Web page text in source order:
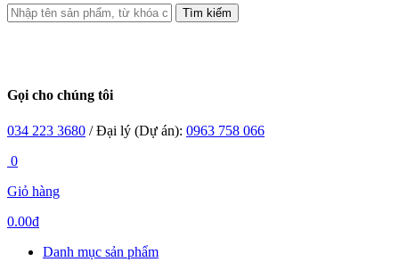
Tìm kiếm
Gọi cho chúng tôi
034 223 3680 / Đại lý (Dự án): 0963 758 066
0
Giỏ hàng
0.00đ
Danh mục sản phẩm